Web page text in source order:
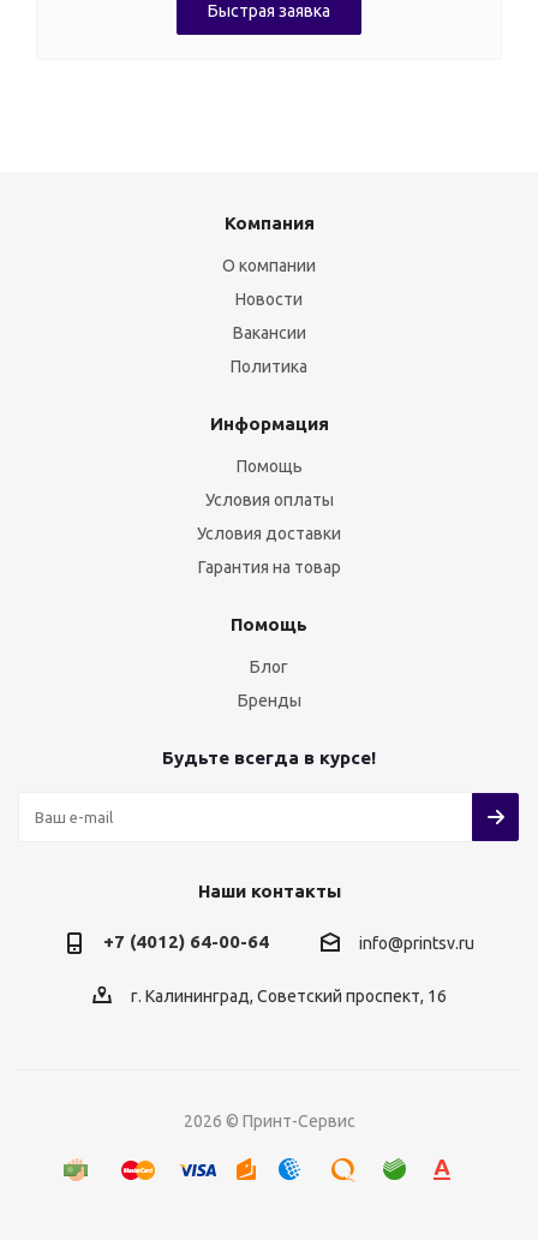
Быстрая заявка
Компания
О компании
Новости
Вакансии
Политика
Информация
Помощь
Условия оплаты
Условия доставки
Гарантия на товар
Помощь
Блог
Бренды
Будьте всегда в курсе!
Наши контакты
+7 (4012) 64-00-64 info@printsv.ru
г. Калининград, Советский проспект, 16
2026 © Принт-Сервис